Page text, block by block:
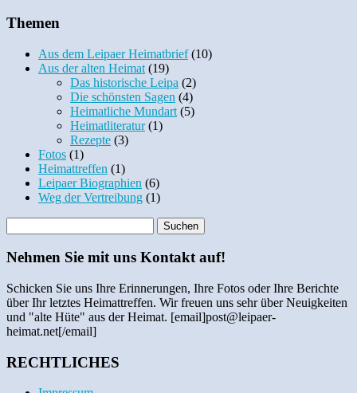
Themen
Aus dem Leipaer Heimatbrief(10)
Aus der alten Heimat (19)
Das historische Leipa (2)
Die schönsten Sagen (4)
Heimatliche Mundart (5)
Heimatliteratur(1)
Rezepte (3)
Fotos (1)
Heimattreffen (1)
Leipaer Biographien (6)
Weg der Vertreibung (1)
Nehmen Sie mit uns Kontakt auf!
Schicken Sie uns Ihre Erinnerungen, Ihre Fotos oder Ihre Berichte
über Ihr letztes Heimattreffen. Wir freuen uns sehr über Neuigkeiten
und "alte Hüte" aus der Heimat. [email]post@leipaer-
heimat.net[/email]
RECHTLICHES